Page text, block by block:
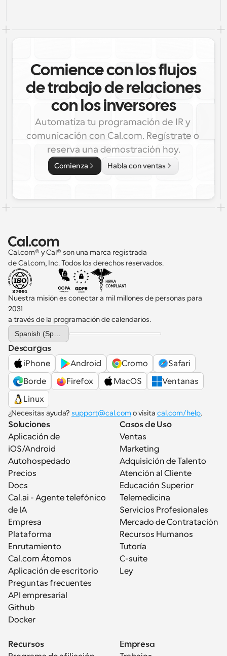
Comience con los flujos
de trabajo de relaciones
con los inversores
Automatiza tu programación de IR y
comunicación con Cal.com. Regístrate o
reserva una demostración hoy.
Comienza Habla con ventas
Cal.com® y Cal® son una marca registrada
de Cal.com, Inc. Todos los derechos reservados.
Nuestra misión es conectar a mil millones de personas para
2031
a través de la programación de calendarios.
Select Language
Descargas
iPhone
Android Cromo
Safari
Borde
Firefox MacOS
Ventanas
Linux
¿Necesitas ayuda? support@cal.com o visita cal.com/help.
Soluciones
Aplicación de
iOS/Android
Autohospedado
Precios
Docs
Cal.ai - Agente telefónico
de IA
Empresa
Plataforma
Enrutamiento
Cal.com Átomos
Aplicación de escritorio
Preguntas frecuentes
API empresarial
Github
Docker
Casos de Uso
Ventas
Marketing
Adquisición de Talento
Atención al Cliente
Educación Superior
Telemedicina
Servicios Profesionales
Mercado de Contratación
Recursos Humanos
Tutoría
C-suite
Ley
Recursos
Empresa